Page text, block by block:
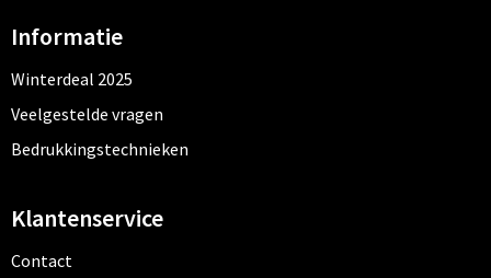
Informatie
Winterdeal 2025
Veelgestelde vragen
Bedrukkingstechnieken
Klantenservice
Contact